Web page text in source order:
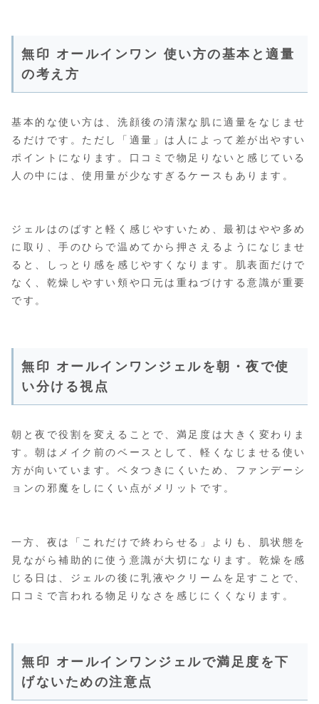
無印 オールインワン 使い方の基本と適量
の考え方
基本的な使い方は、洗顔後の清潔な肌に適量をなじませ
るだけです。ただし「適量」は人によって差が出やすい
ポイントになります。口コミで物足りないと感じている
人の中には、使用量が少なすぎるケースもあります。
ジェルはのばすと軽く感じやすいため、最初はやや多め
に取り、手のひらで温めてから押さえるようになじませ
ると、しっとり感を感じやすくなります。肌表面だけで
なく、乾燥しやすい頬や口元は重ねづけする意識が重要
です。
無印 オールインワンジェルを朝・夜で使
い分ける視点
朝と夜で役割を変えることで、満足度は大きく変わりま
す。朝はメイク前のベースとして、軽くなじませる使い
方が向いています。ベタつきにくいため、ファンデーシ
ョンの邪魔をしにくい点がメリットです。
一方、夜は「これだけで終わらせる」よりも、肌状態を
見ながら補助的に使う意識が大切になります。乾燥を感
じる日は、ジェルの後に乳液やクリームを足すことで、
口コミで言われる物足りなさを感じにくくなります。
無印 オールインワンジェルで満足度を下
げないための注意点